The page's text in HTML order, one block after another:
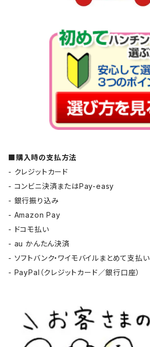
■購入時の支払方法
- クレジットカード
- コンビニ決済またはPay-easy
- 銀行振り込み
- Amazon Pay
- ドコモ払い
- au かんたん決済
- ソフトバンク・ワイモバイルまとめて支払い
- PayPal（クレジットカード／銀行口座）